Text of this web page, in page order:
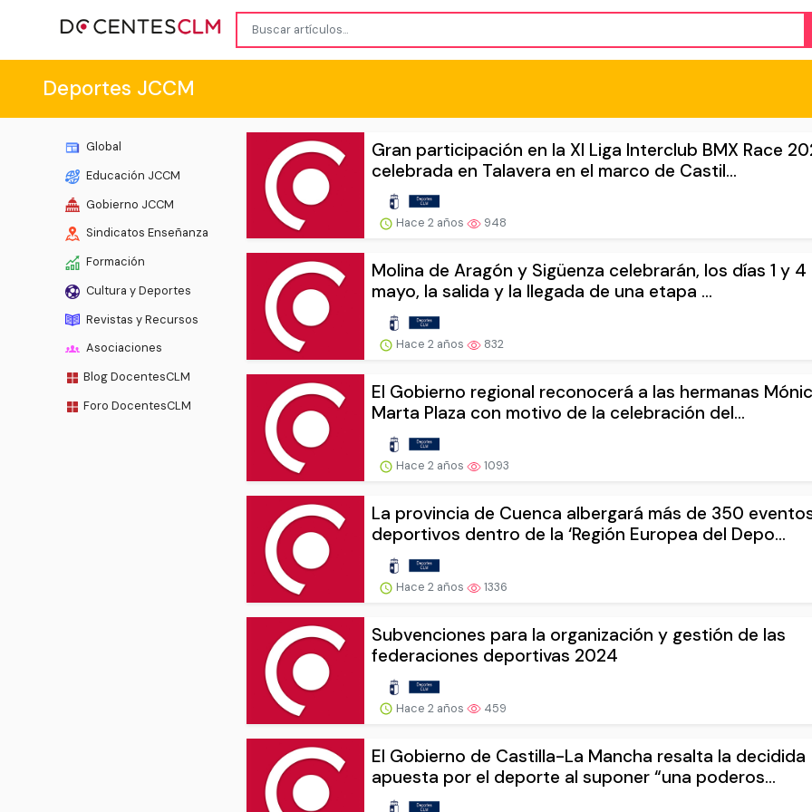
Deportes JCCM
Global
Educación JCCM
Gobierno JCCM
Sindicatos Enseñanza
Formación
Cultura y Deportes
Revistas y Recursos
Asociaciones
Blog DocentesCLM
Foro DocentesCLM
Gran participación en la XI Liga Interclub BMX Race
celebrada en Talavera en el marco de Castil...
Hace 2 años 948
Molina de Aragón y Sigüenza celebrarán, los días 1 y 4
mayo, la salida y la llegada de una etapa ...
Hace 2 años 832
El Gobierno regional reconocerá a las hermanas
Marta Plaza con motivo de la celebración del...
Hace 2 años 1093
La provincia de Cuenca albergará más de 350
deportivos dentro de la ‘Región Europea del Depo...
Hace 2 años 1336
Subvenciones para la organización y gestión de las
federaciones deportivas 2024
Hace 2 años 459
El Gobierno de Castilla-La Mancha resalta la decidida
apuesta por el deporte al suponer “una poderos...